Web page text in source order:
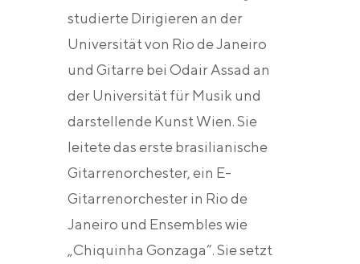
studierte Dirigieren an der
Universität von Rio de Janeiro
und Gitarre bei Odair Assad an
der Universität für Musik und
darstellende Kunst Wien. Sie
leitete das erste brasilianische
Gitarrenorchester, ein E-
Gitarrenorchester in Rio de
Janeiro und Ensembles wie
„Chiquinha Gonzaga“. Sie setzt